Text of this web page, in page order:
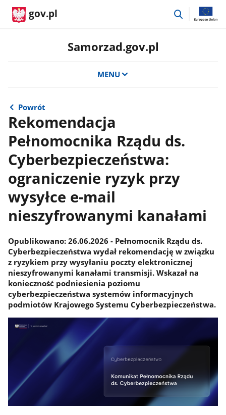
gov.pl
przejdź
Samorzad.gov.pl
MENU
Powrót
Rekomendacja
Pełnomocnika Rządu ds.
Cyberbezpieczeństwa:
ograniczenie ryzyk przy
wysyłce e-mail
nieszyfrowanymi kanałami
​​​Opublikowano: 26.06.2026 - Pełnomocnik Rządu ds.
Cyberbezpieczeństwa wydał rekomendację w związku
z ryzykiem przy wysyłaniu poczty elektronicznej
nieszyfrowanymi kanałami transmisji. Wskazał na
konieczność podniesienia poziomu
cyberbezpieczeństwa systemów informacyjnych
podmiotów Krajowego Systemu Cyberbezpieczeństwa.